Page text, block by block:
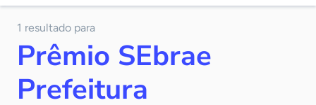
Notícias
chave
1 resultado para
Prêmio SEbrae
Prefeitura